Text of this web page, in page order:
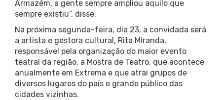
Armazém, a gente sempre ampliou aquilo que
sempre existiu”, disse.
Na próxima segunda-feira, dia 23, a convidada será
a artista e gestora cultural, Rita Miranda,
responsável pela organização do maior evento
teatral da região, a Mostra de Teatro, que acontece
anualmente em Extrema e que atrai grupos de
diversos lugares do país e grande público das
cidades vizinhas.